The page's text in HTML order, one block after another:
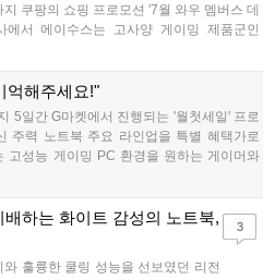
쿠팡의 쇼핑 프로모션 '7월 와우 멤버스 데
에서 에이수스는 고사양 게이밍 제품군인
밍을 포함한 총 29종의 노트북을 대상으로
억해주세요!"
5일간 G마켓에서 진행되는 '월첫세일' 프로
주력 노트북 주요 라인업을 특별 혜택가로
고성능 게이밍 PC 환경을 원하는 게이머와
용자를 위해 선택할인, 중복할인, 카드할인
업그레이드를 고려하는 소비자들에게 합리
하는 화이트 감성의 노트북,
훌륭한 쿨링 성능을 선보였던 리전
3